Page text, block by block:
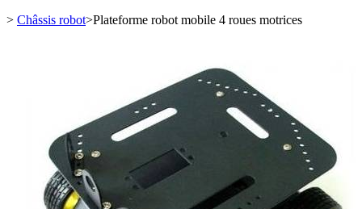
> Châssis robot>Plateforme robot mobile 4 roues motrices